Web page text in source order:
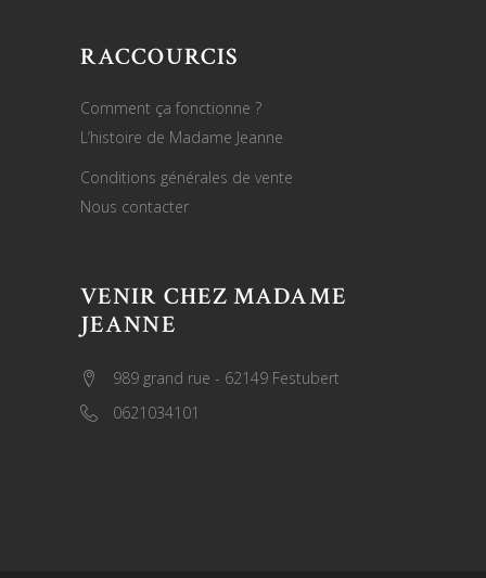
RACCOURCIS
Comment ça fonctionne ?
L’histoire de Madame Jeanne
Conditions générales de vente
Nous contacter
VENIR CHEZ MADAME
JEANNE
989 grand rue - 62149 Festubert
0621034101